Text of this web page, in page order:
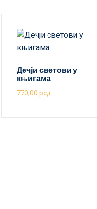
Дечји светови у
књигама
770,00 рсд